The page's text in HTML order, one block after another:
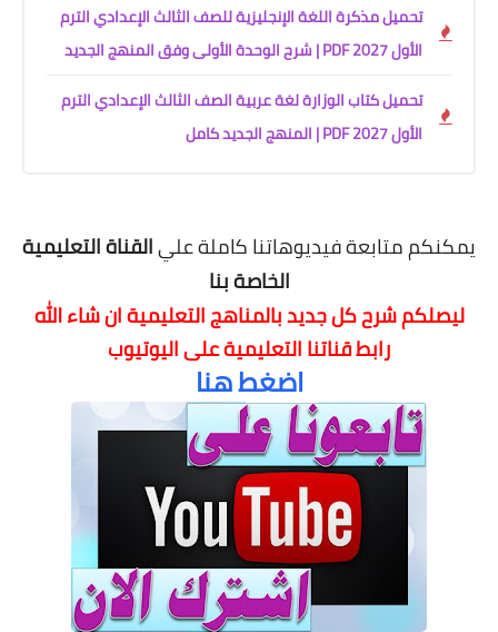
تحميل مذكرة اللغة الإنجليزية للصف الثالث الإعدادي الترم
الأول 2027 PDF | شرح الوحدة الأولى وفق المنهج الجديد
تحميل كتاب الوزارة لغة عربية الصف الثالث الإعدادي الترم
الأول 2027 PDF | المنهج الجديد كامل
يمكنكم متابعة فيديوهاتنا كاملة عليالقناة التعليمية
الخاصة بنا
ليصلكم شرح كل جديد بالمناهج التعليميةان شاء الله
رابط قناتنا التعليمية على اليوتيوب
اضغط هنا